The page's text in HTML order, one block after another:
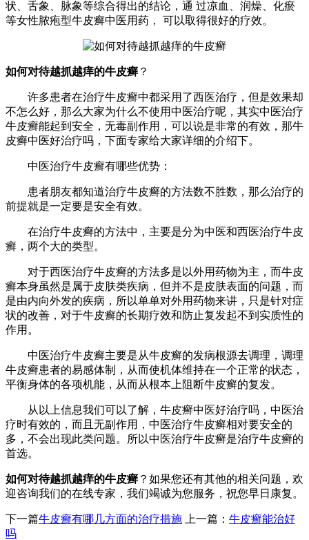
状、舌象、脉象等综合得出的结论，通 过凉血、润燥、化瘀
等女性脓疱型牛皮癣中医用药， 可以取得很好的疗效。
如何对待越抓越痒的牛皮癣 ？
许多患者在治疗牛皮癣中都采用了西医治疗，但是效果却
不怎么好，那么大家为什么不使用中医治疗呢，其实中医治疗
牛皮癣能起到安全，无毒副作用，可以说是非常的有效，那牛
皮癣中医好治疗吗，下面专家给大家详细的介绍下。
中医治疗牛皮癣有哪些优势：
患者朋友都知道治疗牛皮癣的方法数不胜数，那么治疗的
前提就是一定要是安全有效。
在治疗牛皮癣的方法中，主要是分为中医和西医治疗牛皮
癣，两个大的类型。
对于西医治疗牛皮癣的方法多是以外用药物为主，而牛皮
癣本身虽然是属于皮肤类疾病，但并不是皮肤表面的问题，而
是由内向外发的疾病，所以单单对外用药物来讲，只是针对症
状的改善，对于牛皮癣的长期疗效和防止复发起不到实质性的
作用。
中医治疗牛皮癣主要是从牛皮癣的发病根源去调理，调理
牛皮癣患者的易感体制，从而使机体维持在一个正常的状态，
平衡身体的各项机能，从而从根本上阻断牛皮癣的复发。
从以上信息我们可以了解，牛皮癣中医好治疗吗，中医治
疗时有效的，而且无副作用，中医治疗牛皮癣相对要安全的
多，不会出现此类问题。所以中医治疗牛皮癣是治疗牛皮癣的
首选。
如何对待越抓越痒的牛皮癣 ？如果您还有其他的相关问题，欢
迎咨询我们的在线专家，我们竭诚为您服务，祝您早日康复。
下一篇牛皮癣有哪几方面的治疗措施 上一篇： 牛皮癣能治好
吗